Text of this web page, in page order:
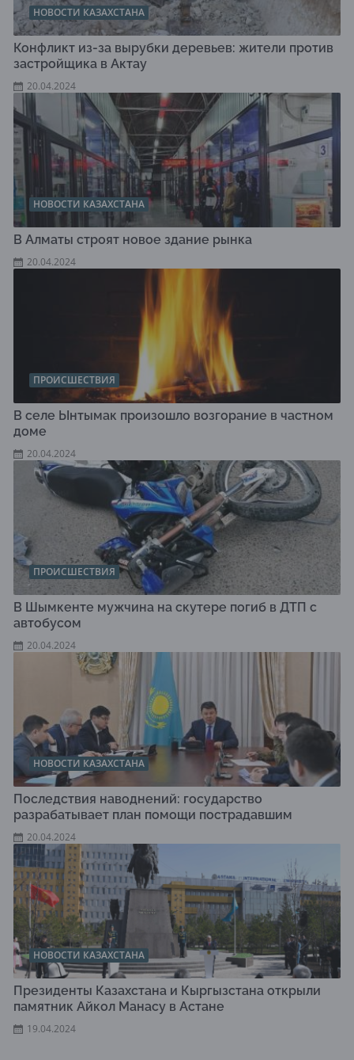
НОВОСТИ КАЗАХСТАНА
Конфликт из-за вырубки деревьев: жители против
застройщика в Актау
20.04.2024
НОВОСТИ КАЗАХСТАНА
В Алматы строят новое здание рынка
20.04.2024
ПРОИСШЕСТВИЯ
В селе Ынтымак произошло возгорание в частном
доме
20.04.2024
ПРОИСШЕСТВИЯ
В Шымкенте мужчина на скутере погиб в ДТП с
автобусом
20.04.2024
НОВОСТИ КАЗАХСТАНА
Последствия наводнений: государство
разрабатывает план помощи пострадавшим
20.04.2024
НОВОСТИ КАЗАХСТАНА
Президенты Казахстана и Кыргызстана открыли
памятник Айкол Манасу в Астане
19.04.2024